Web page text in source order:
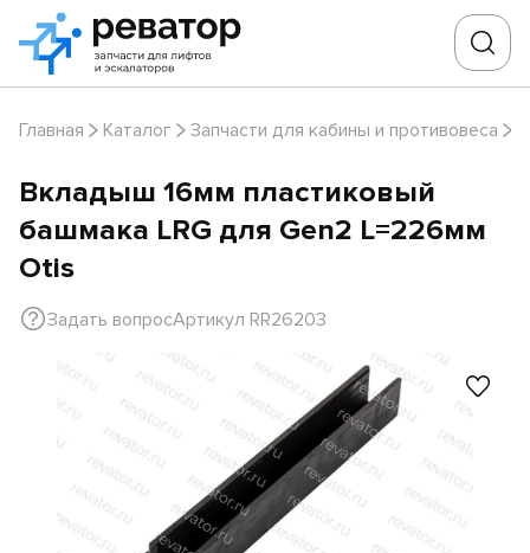
Главная Каталог Запчасти для кабины и противовеса
Вкладыш 16мм пластиковый
башмака LRG для Gen2 L=226мм
Otis
Задать вопросАртикул RR26203